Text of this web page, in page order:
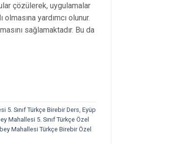
çözülerek, uygulamalar
yardımcı olunur.
sağlamaktadır. Bu da
5. Sınıf Türkçe Birebir Ders, Eyüp
Mahallesi 5. Sınıf Türkçe Özel
Mahallesi Türkçe Birebir Özel